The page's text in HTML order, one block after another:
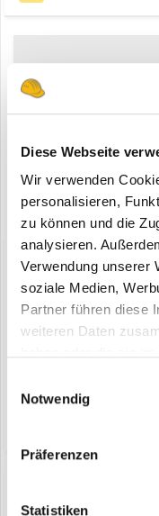
Diese Webseite
Wir verwenden
personalisieren,
zu können und die
analysieren.
Verwendung unserer
soziale Medien,
Partner führen diese
weiteren Daten
Notwendig
Präferenzen
Statistiken
Registriere
Diskutiere mit!
Du kannst jetzt
bereits einen Account
Note:Your post will
visible.
Antworte auf